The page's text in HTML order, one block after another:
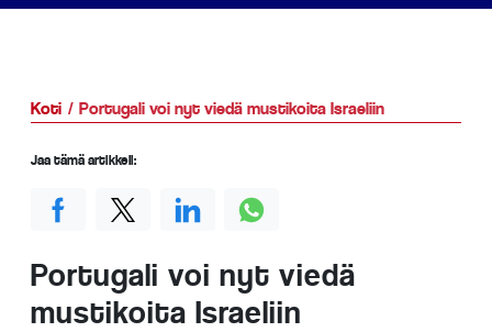
Koti Portugali voi nyt viedä mustikoita Israeliin
Portugali voi nyt viedä
mustikoita Israeliin
Jaa tämä artikkeli: